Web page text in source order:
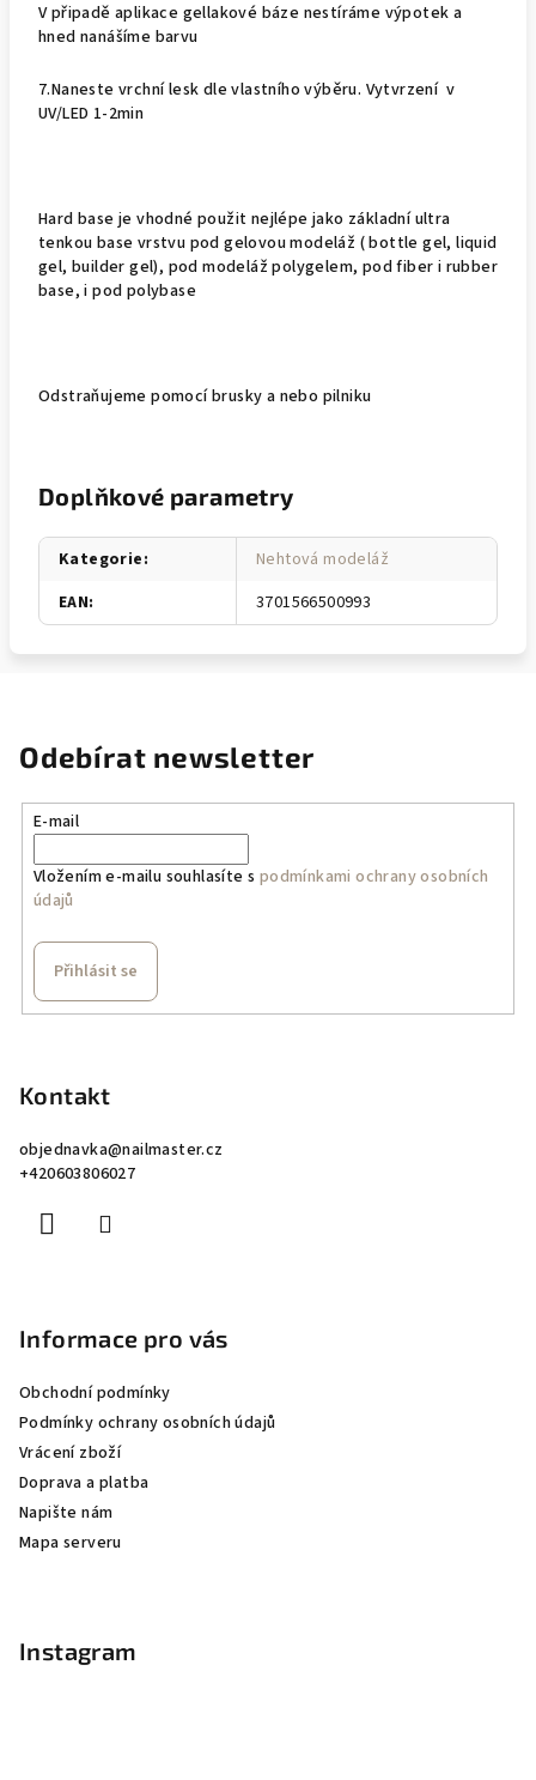
V připadě aplikace gellakové báze nestíráme výpotek a
hned nanášíme barvu
7.Naneste vrchní lesk dle vlastního výběru. Vytvrzení v
UV/LED 1-2min
Hard base je vhodné použit nejlépe jako základní ultra
tenkou base vrstvu pod gelovou modeláž ( bottle gel, liquid
gel, builder gel), pod modeláž polygelem, pod fiber i rubber
base, i pod polybase
Odstraňujeme pomocí brusky a nebo pilniku
Doplňkové parametry
Kategorie:
Nehtová modeláž
EAN: 3701566500993
Odebírat newsletter
E-mail
Vložením e-mailu souhlasíte s podmínkami ochrany osobních
údajů
Přihlásit se
Kontakt
objednavka@nailmaster.cz
+420603806027
Informace pro vás
Obchodní podmínky
Podmínky ochrany osobních údajů
Vrácení zboží
Doprava a platba
Napište nám
Mapa serveru
Instagram